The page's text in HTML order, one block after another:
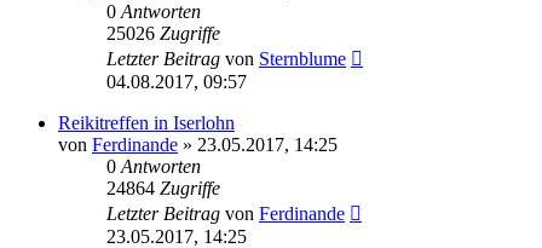
0 Antworten
25026 Zugriffe
Letzter Beitrag von Sternblume
04.08.2017, 09:57
Reikitreffen in Iserlohn
von Ferdinande » 23.05.2017, 14:25
0 Antworten
24864 Zugriffe
Letzter Beitrag von Ferdinande
23.05.2017, 14:25